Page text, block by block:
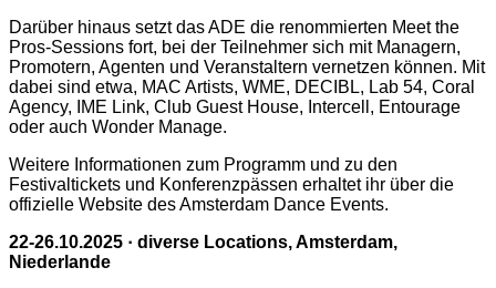
Darüber hinaus setzt das ADE die renommierten Meet the
Pros-Sessions fort, bei der Teilnehmer sich mit Managern,
Promotern, Agenten und Veranstaltern vernetzen können. Mit
dabei sind etwa, MAC Artists, WME, DECIBL, Lab 54, Coral
Agency, IME Link, Club Guest House, Intercell, Entourage
oder auch Wonder Manage.
Weitere Informationen zum Programm und zu den
Festivaltickets und Konferenzpässen erhaltet ihr über die
offizielle Website des Amsterdam Dance Events.
22-26.10.2025 · diverse Locations, Amsterdam,
Niederlande